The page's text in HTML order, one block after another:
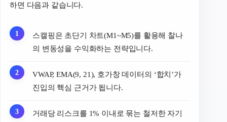
하면 다음과 같습니다.
스캘핑은 초단기 차트(M1~M5)를 활용해 찰나
의 변동성을 수익화하는 전략입니다.
VWAP, EMA(9, 21), 호가창 데이터의 ‘합치’가
진입의 핵심 근거가 됩니다.
거래당 리스크를 1% 이내로 묶는 철저한 자기